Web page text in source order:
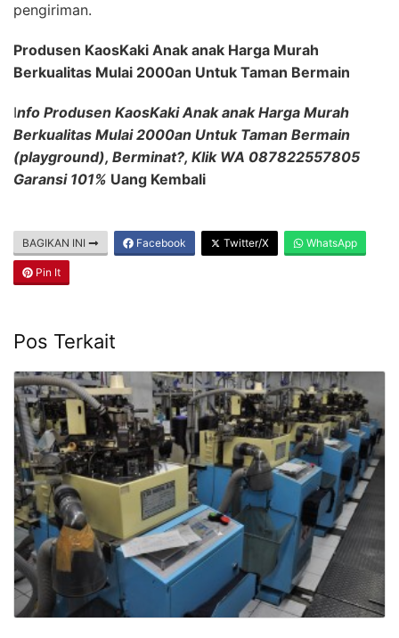
pengiriman.
Produsen KaosKaki Anak anak Harga Murah
Berkualitas Mulai 2000an Untuk Taman Bermain
Info Produsen KaosKaki Anak anak Harga Murah
Berkualitas Mulai 2000an Untuk Taman Bermain
(playground), Berminat?, Klik WA 087822557805
Garansi 101% Uang Kembali
BAGIKAN INI Facebook Twitter/X WhatsApp
Pin It
Pos Terkait